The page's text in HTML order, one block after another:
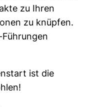
zu Ihren
zu knüpfen.
ist die